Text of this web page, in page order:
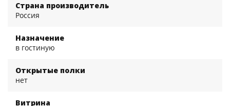
Страна производитель
Россия
Назначение
в гостиную
Открытые полки
нет
Витрина